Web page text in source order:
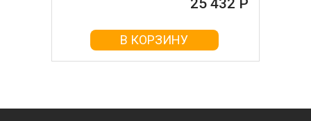
25 432 Р
В КОРЗИНУ